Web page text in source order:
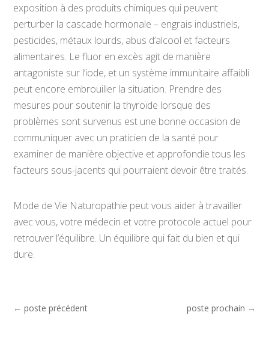
exposition à des produits chimiques qui peuvent
perturber la cascade hormonale – engrais industriels,
pesticides, métaux lourds, abus d’alcool et facteurs
alimentaires. Le fluor en excès agit de manière
antagoniste sur l’iode, et un système immunitaire affaibli
peut encore embrouiller la situation. Prendre des
mesures pour soutenir la thyroïde lorsque des
problèmes sont survenus est une bonne occasion de
communiquer avec un praticien de la santé pour
examiner de manière objective et approfondie tous les
facteurs sous-jacents qui pourraient devoir être traités.
Mode de Vie Naturopathie peut vous aider à travailler
avec vous, votre médecin et votre protocole actuel pour
retrouver l’équilibre. Un équilibre qui fait du bien et qui
dure.
←poste précédent poste prochain →